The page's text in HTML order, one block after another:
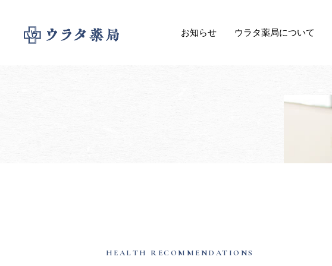
お知らせ ウラタ薬局について